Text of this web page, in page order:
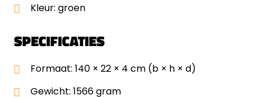
Kleur: groen
SPECIFICATIES
Formaat: 140 × 22 × 4 cm (b × h × d)
Gewicht: 1566 gram